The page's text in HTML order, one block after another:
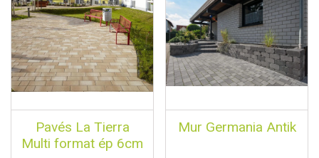
Pavés La Tierra
Multi format ép 6cm
Mur Germania Antik